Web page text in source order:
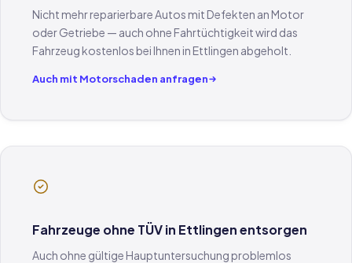
Nicht mehr reparierbare Autos mit Defekten an Motor
oder Getriebe — auch ohne Fahrtüchtigkeit wird das
Fahrzeug kostenlos bei Ihnen in Ettlingen abgeholt.
Auch mit Motorschaden anfragen
Fahrzeuge ohne TÜV in Ettlingen entsorgen
Auch ohne gültige Hauptuntersuchung problemlos